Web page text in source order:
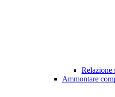
Relazione
Ammontare